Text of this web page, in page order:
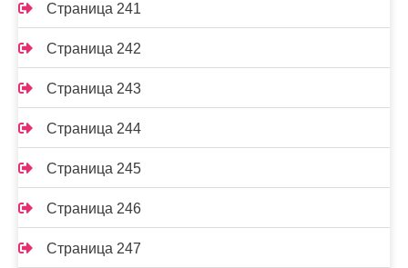
Страница 241
Страница 242
Страница 243
Страница 244
Страница 245
Страница 246
Страница 247